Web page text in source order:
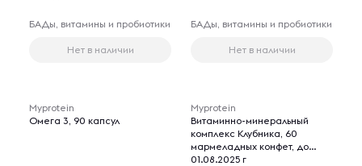
БАДы, витамины и пробиотики
Нет в наличии
БАДы, витамины и пробиотики
Нет в наличии
Myprotein
Омега 3, 90 капсул
Myprotein
Витаминно-минеральный
комплекс Клубника, 60
мармеладных конфет, до
01.08.2025 г